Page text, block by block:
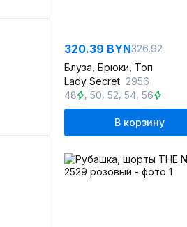
320.39 BYN326.92
Блуза, Брюки, Топ
Lady Secret 2956
48
,50 ,52 ,54 ,56
В корзину